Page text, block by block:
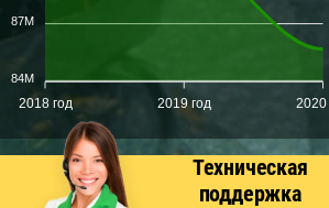
2018 год 2019 год 2020
87M
84M
Техническая
поддержка